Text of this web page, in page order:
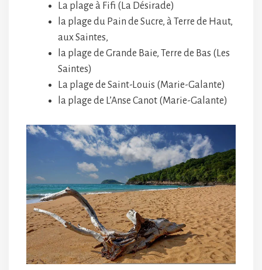
La plage à Fifi (La Désirade)
la plage du Pain de Sucre, à Terre de Haut,
aux Saintes,
la plage de Grande Baie, Terre de Bas (Les
Saintes)
La plage de Saint-Louis (Marie-Galante)
la plage de L’Anse Canot (Marie-Galante)